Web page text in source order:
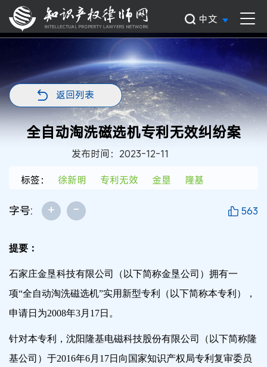
中文
返回列表
全自动淘洗磁选机专利无效纠纷案
发布时间：2023-12-11
标签：
徐新明 专利无效 金垦 隆基
字号: + - 563
提要：
石家庄金垦科技有限公司（以下简称金垦公司）拥有一
项“全自动淘洗磁选机”实用新型专利（以下简称本专利），
申请日为2008年3月17日。
针对本专利，沈阳隆基电磁科技股份有限公司（以下简称隆
基公司）于2016年6月17日向国家知识产权局专利复审委员